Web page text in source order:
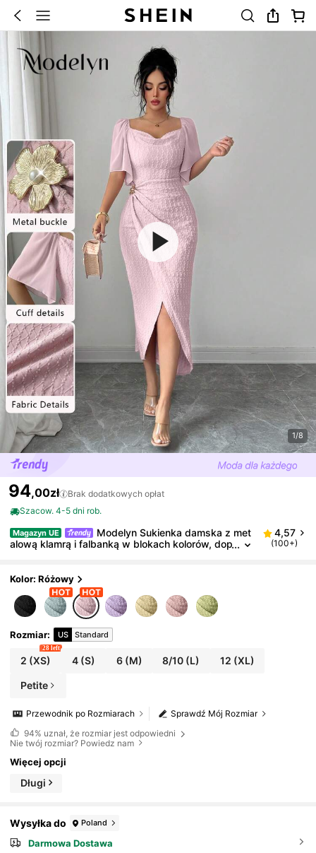
1/8
94,00zł
Brak dodatkowych opłat
Szacow. 4-5 dni rob.
Magazyn UE
Modelyn Sukienka damska z met
alową klamrą i falbanką w blokach kolorów, dop
4,57
(100+)
Kolor: Różowy
Rozmiar: US Standard
2 (XS)
28 left
4(S) 6(M) 8/10 (L) 12 (XL)
Petite
Sprawdź Mój Rozmiar
Przewodnik po Rozmiarach
94% uznał, że rozmiar jest odpowiedni
Nie twój rozmiar? Powiedz nam
Więcej opcji
Długi
Wysyłka do Poland
Darmowa Dostawa